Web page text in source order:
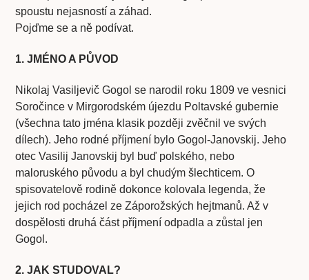
spoustu nejasností a záhad.
Pojďme se a ně podívat.
1. JMÉNO A PŮVOD
Nikolaj Vasiljevič Gogol se narodil roku 1809 ve vesnici
Soročince v Mirgorodském újezdu Poltavské gubernie
(všechna tato jména klasik později zvěčnil ve svých
dílech). Jeho rodné příjmení bylo Gogol-Janovskij. Jeho
otec Vasilij Janovskij byl buď polského, nebo
maloruského původu a byl chudým šlechticem. O
spisovatelově rodině dokonce kolovala legenda, že
jejich rod pocházel ze Záporožských hejtmanů. Až v
dospělosti druhá část příjmení odpadla a zůstal jen
Gogol.
2. JAK STUDOVAL?